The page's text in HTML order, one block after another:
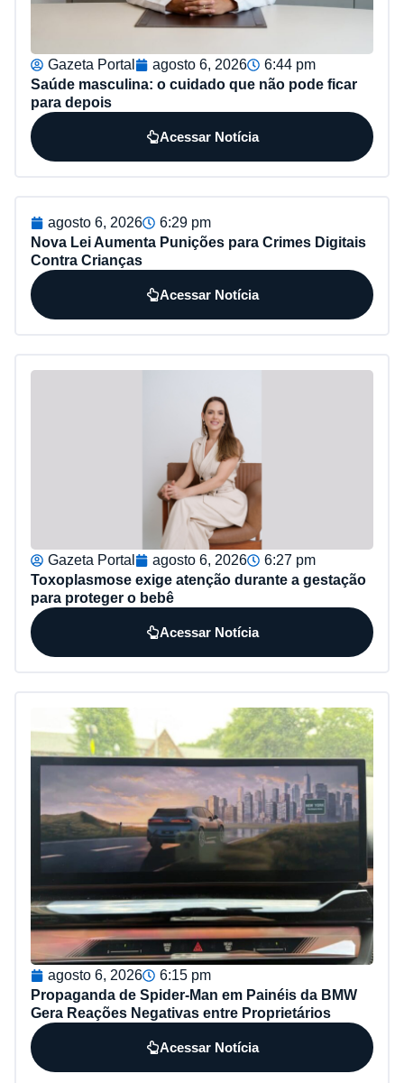
Gazeta Portal agosto 6, 2026
6:44 pm
Saúde masculina: o cuidado que não pode ficar
para depois
Acessar Notícia
agosto 6, 2026
6:29 pm
Nova Lei Aumenta Punições para Crimes Digitais
Contra Crianças
Acessar Notícia
Gazeta Portal agosto 6, 2026
6:27 pm
Toxoplasmose exige atenção durante a gestação
para proteger o bebê
Acessar Notícia
agosto 6, 2026
6:15 pm
Propaganda de Spider-Man em Painéis da BMW
Gera Reações Negativas entre Proprietários
Acessar Notícia